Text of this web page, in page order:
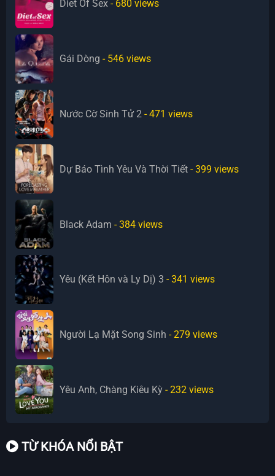
Diet Of Sex - 680 views
Gái Dòng - 546 views
Nước Cờ Sinh Tử 2 - 471 views
Dự Báo Tình Yêu Và Thời Tiết - 399 views
Black Adam - 384 views
Yêu (Kết Hôn và Ly Dị) 3 - 341 views
Người Lạ Mặt Song Sinh - 279 views
Yêu Anh, Chàng Kiêu Kỳ - 232 views
TỪ KHÓA NỔI BẬT